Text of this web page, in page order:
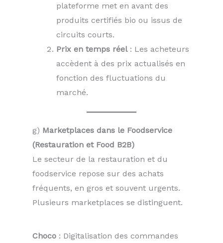
plateforme met en avant des
produits certifiés bio ou issus de
circuits courts.
Prix en temps réel: Les acheteurs
accèdent à des prix actualisés en
fonction des fluctuations du
marché.
g) Marketplaces dans le Foodservice
(Restauration et Food B2B)
Le secteur de la restauration et du
foodservice repose sur des achats
fréquents, en gros et souvent urgents.
Plusieurs marketplaces se distinguent.
Choco : Digitalisation des commandes